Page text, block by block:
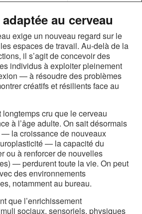
au cerveau
exige un nouveau regard sur le
espaces de travail. Au-delà de la
il s’agit de concevoir des
individus à exploiter pleinement
— à résoudre des problèmes
créatifs et résilients face au
cru que le cerveau
à l’âge adulte. On sait désormais
la croissance de nouveaux
— la capacité du
ou à renforcer de nouvelles
— perdurent toute la vie. On peut
des environnements
notamment au bureau.
que l’enrichissement
sociaux, sensoriels, physiques